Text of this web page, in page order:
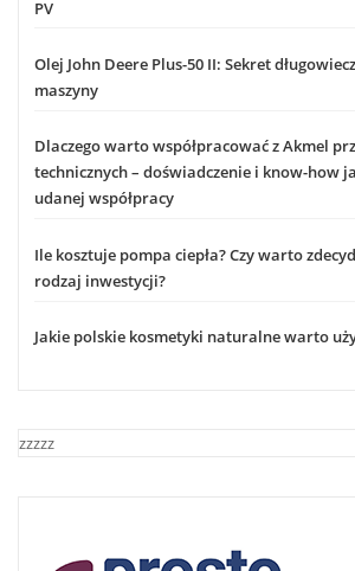
PV
Olej John Deere Plus-50 II: Sekret
maszyny
Dlaczego warto współpracować z Akmel
technicznych – doświadczenie i know-how
udanej współpracy
Ile kosztuje pompa ciepła? Czy warto
rodzaj inwestycji?
Jakie polskie kosmetyki naturalne warto
zzzzz